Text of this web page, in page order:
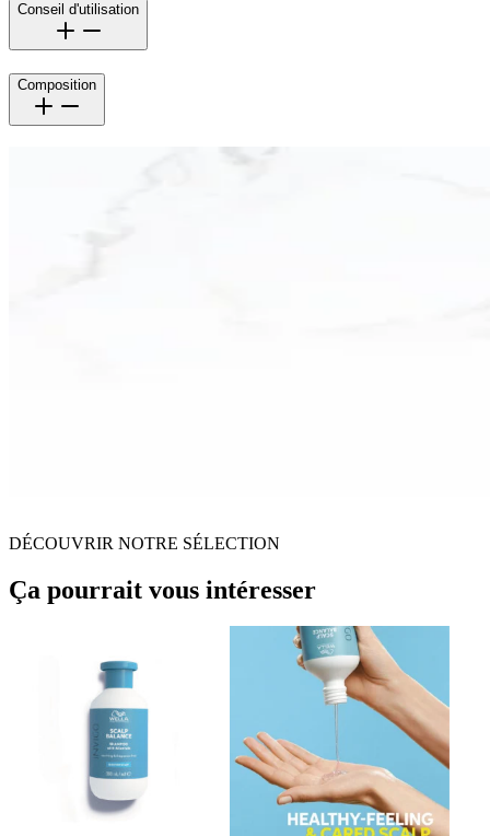
Conseil d'utilisation
Composition
DÉCOUVRIR NOTRE SÉLECTION
Ça pourrait vous intéresser